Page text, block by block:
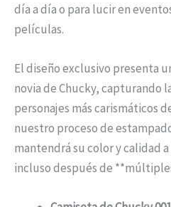
día a día o para lucir en
películas.
El diseño exclusivo presenta
novia de Chucky, capturando
personajes más carismáticos
nuestro proceso de
mantendrá su color y calidad
incluso después de